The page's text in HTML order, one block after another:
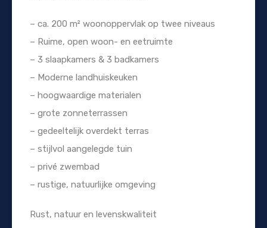
– ca. 200 m² woonoppervlak op twee niveaus
– Ruime, open woon- en eetruimte
– 3 slaapkamers & 3 badkamers
– Moderne landhuiskeuken
– hoogwaardige materialen
– grote zonneterrassen
– gedeeltelijk overdekt terras
– stijlvol aangelegde tuin
– privé zwembad
– rustige, natuurlijke omgeving
Rust, natuur en levenskwaliteit